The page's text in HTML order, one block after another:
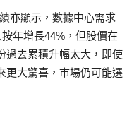
亦顯示，數據中心需求
年增長44%，但股價在
過去累積升幅太大，即使
更大驚喜，市場仍可能選